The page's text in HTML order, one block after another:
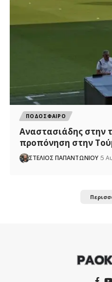
ΠΟΔΟΣΦΑΙΡΟ
Αναστασιάδης στην
προπόνηση στην
ΣΤΕΛΙΟΣ ΠΑΠΑΝΤΩΝΙΟΥ 5